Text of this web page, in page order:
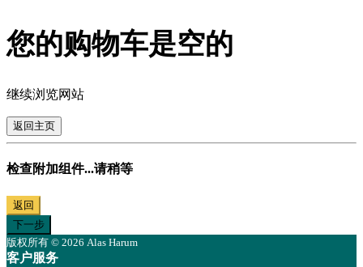
您的购物车是空的
继续浏览网站
返回主页
检查附加组件...请稍等
返回
下一步
版权所有 © 2026 Alas Harum
客户服务